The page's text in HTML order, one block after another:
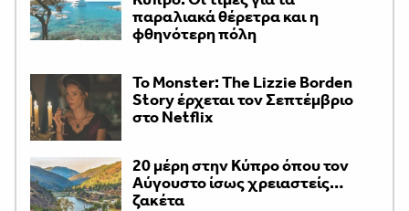
παραλιακά θέρετρα και η
φθηνότερη πόλη
Το Monster: The Lizzie Borden
Story έρχεται τον Σεπτέμβριο
στο Netflix
20 μέρη στην Κύπρο όπου τον
Αύγουστο ίσως χρειαστείς…
ζακέτα